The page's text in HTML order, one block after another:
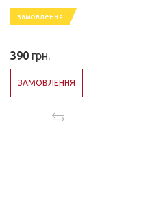
замовлення
390 грн.
ЗАМОВЛЕННЯ